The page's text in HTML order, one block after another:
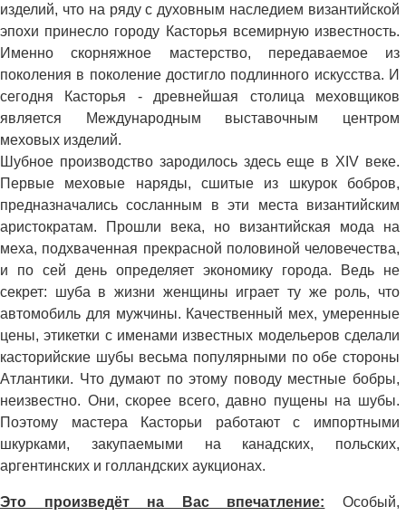
изделий, что на ряду с духовным наследием византийской
эпохи принесло городу Касторья всемирную известность.
Именно скорняжное мастерство, передаваемое из
поколения в поколение достигло подлинного искусства. И
сегодня Касторья - древнейшая столица меховщиков
является Международным выставочным центром
меховых изделий.
Шубное производство зародилось здесь еще в XIV веке.
Первые меховые наряды, сшитые из шкурок бобров,
предназначались сосланным в эти места византийским
аристократам. Прошли века, но византийская мода на
меха, подхваченная прекрасной половиной человечества,
и по сей день определяет экономику города. Ведь не
секрет: шуба в жизни женщины играет ту же роль, что
автомобиль для мужчины. Качественный мех, умеренные
цены, этикетки с именами известных модельеров сделали
касторийские шубы весьма популярными по обе стороны
Атлантики. Что думают по этому поводу местные бобры,
неизвестно. Они, скорее всего, давно пущены на шубы.
Поэтому мастера Касторьи работают с импортными
шкурками, закупаемыми на канадских, польских,
аргентинских и голландских аукционах.
Это произведёт на Вас впечатление: Особый,